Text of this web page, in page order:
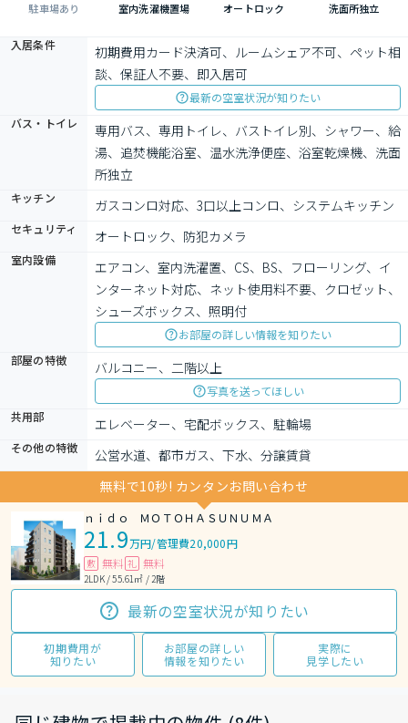
駐車場あり 室内洗濯機置場 オートロック 洗面所独立
入居条件
初期費用カード決済可、ルームシェア不可、ペット相
談、保証人不要、即入居可
最新の空室状況が知りたい
バス・トイレ
専用バス、専用トイレ、バストイレ別、シャワー、給
湯、追焚機能浴室、温水洗浄便座、浴室乾燥機、洗面
所独立
キッチン ガスコンロ対応、3口以上コンロ、システムキッチン
セキュリティ オートロック、防犯カメラ
室内設備
エアコン、室内洗濯置、CS、BS、フローリング、イ
ンターネット対応、ネット使用料不要、クロゼット、
シューズボックス、照明付
お部屋の詳しい情報を知りたい
部屋の特徴
バルコニー、二階以上
写真を送ってほしい
共用部
エレベーター、宅配ボックス、駐輪場
その他の特徴
公営水道、都市ガス、下水、分譲賃貸
無料で10秒! カンタンお問い合わせ
ｎｉｄｏ ＭＯＴＯＨＡＳＵＮＵＭＡ
21.9万円/管理費20,000円
敷 無料 礼 無料
2LDK / 55.61㎡ / 2階
最新の空室状況が知りたい
初期費用が
知りたい
お部屋の詳しい
情報を知りたい
実際に
見学したい